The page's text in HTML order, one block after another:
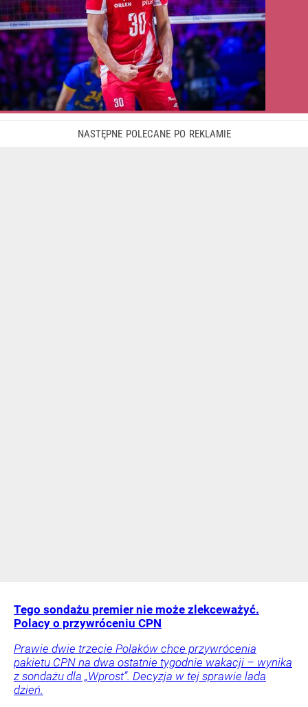
Tego sondażu premier nie może zlekceważyć.
Polacy o przywróceniu CPN
Prawie dwie trzecie Polaków chce przywrócenia
pakietu CPN na dwa ostatnie tygodnie wakacji – wynika
z sondażu dla „Wprost”. Decyzja w tej sprawie lada
dzień.